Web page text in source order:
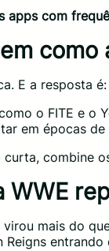
apps com
como
E a resposta é:
o FITE e o
em épocas
curta, combine
WWE
virou mais do
Reigns